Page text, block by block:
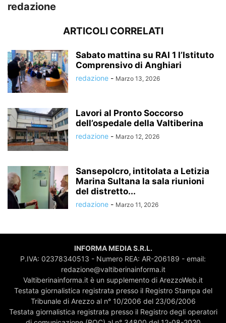
redazione
ARTICOLI CORRELATI
Sabato mattina su RAI 1 l’Istituto
Comprensivo di Anghiari
redazione - Marzo 13, 2026
Lavori al Pronto Soccorso
dell’ospedale della Valtiberina
redazione - Marzo 12, 2026
Sansepolcro, intitolata a Letizia
Marina Sultana la sala riunioni
del distretto...
redazione - Marzo 11, 2026
INFORMA MEDIA S.R.L.
P.IVA: 02378340513 - Numero REA: AR-206189 - email:
redazione@valtiberinainforma.it
Valtiberinainforma.it è un supplemento di ArezzoWeb.it
Testata giornalistica registrata presso il Registro Stampa del
Tribunale di Arezzo al n° 10/2006 del 23/06/2006
Testata giornalistica registrata presso il Registro degli operatori